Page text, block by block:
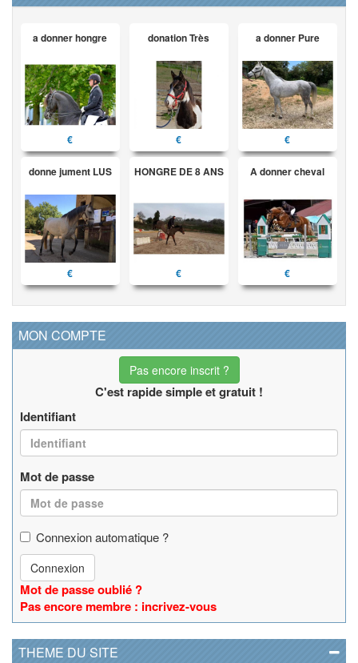
a donner hongre
€
donation Très
€
a donner Pure
€
donne jument LUS
€
HONGRE DE 8 ANS
€
A donner cheval
€
MON COMPTE
Pas encore inscrit ?
C'est rapide simple et gratuit !
Identifiant
Mot de passe
Connexion automatique ?
Connexion
Mot de passe oublié ?
Pas encore membre : incrivez-vous
THEME DU SITE